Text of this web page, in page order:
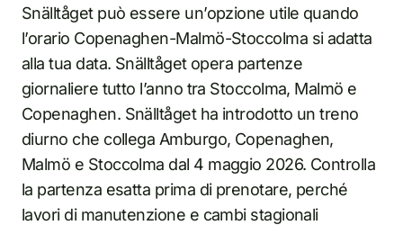
Snälltåget può essere un’opzione utile quando
l’orario Copenaghen-Malmö-Stoccolma si adatta
alla tua data. Snälltåget opera partenze
giornaliere tutto l’anno tra Stoccolma, Malmö e
Copenaghen. Snälltåget ha introdotto un treno
diurno che collega Amburgo, Copenaghen,
Malmö e Stoccolma dal 4 maggio 2026. Controlla
la partenza esatta prima di prenotare, perché
lavori di manutenzione e cambi stagionali